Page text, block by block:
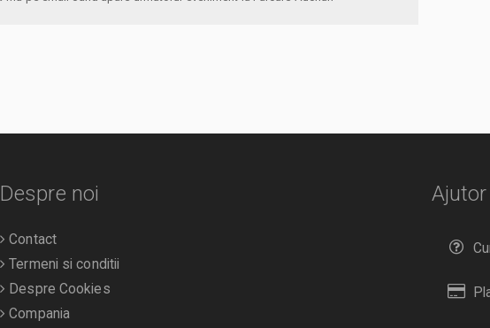
Ajutor
Despre noi
Contact
Termeni si conditii
Despre Cookies
Compania